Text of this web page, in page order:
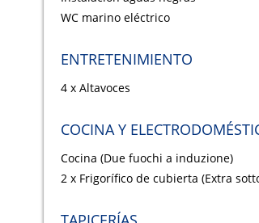
WC marino eléctrico
ENTRETENIMIENTO
4 x Altavoces
COCINA Y
Cocina (Due fuochi a induzione)
2 x Frigorífico de cubierta (Extra